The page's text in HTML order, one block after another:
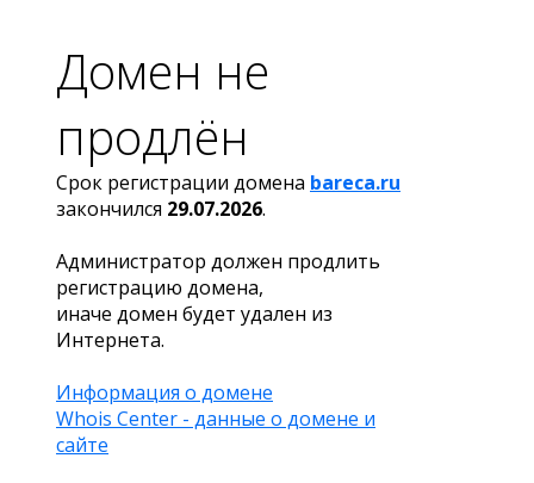
Домен не
продлён
Срок регистрации домена bareca.ru
закончился 29.07.2026.
Администратор должен продлить
регистрацию домена,
иначе домен будет удален из
Интернета.
Информация о домене
Whois Center - данные о домене и
сайте